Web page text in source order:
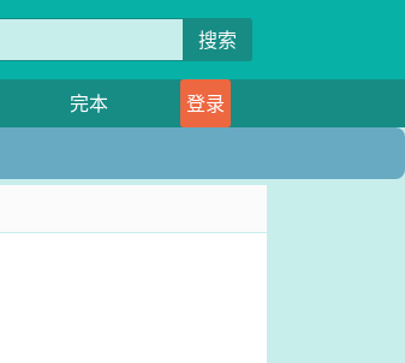
搜索
完本 登录